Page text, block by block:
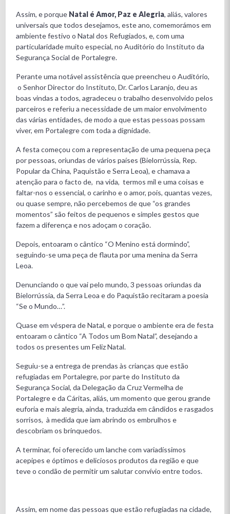
Assim, e porque Natal é Amor, Paz e Alegria, aliás, valores
universais que todos desejamos, este ano, comemorámos em
ambiente festivo o Natal dos Refugiados, e, com uma
particularidade muito especial, no Auditório do Instituto da
Segurança Social de Portalegre.
Perante uma notável assistência que preencheu o Auditório,
o Senhor Director do Instituto, Dr. Carlos Laranjo, deu as
boas vindas a todos, agradeceu o trabalho desenvolvido pelos
parceiros e referiu a necessidade de um maior envolvimento
das várias entidades, de modo a que estas pessoas possam
viver, em Portalegre com toda a dignidade.
A festa começou com a representação de uma pequena peça
por pessoas, oriundas de vários países (Bielorrússia, Rep.
Popular da China, Paquistão e Serra Leoa), e chamava a
atenção para o facto de, na vida, termos mil e uma coisas e
faltar-nos o essencial, o carinho e o amor, pois, quantas vezes,
ou quase sempre, não percebemos de que “os grandes
momentos” são feitos de pequenos e simples gestos que
fazem a diferença e nos adoçam o coração.
Depois, entoaram o cântico “O Menino está dormindo”,
seguindo-se uma peça de flauta por uma menina da Serra
Leoa.
Denunciando o que vai pelo mundo, 3 pessoas oriundas da
Bielorrússia, da Serra Leoa e do Paquistão recitaram a poesia
“Se o Mundo…”.
Quase em véspera de Natal, e porque o ambiente era de festa
entoaram o cântico “A Todos um Bom Natal”, desejando a
todos os presentes um Feliz Natal.
Seguiu-se a entrega de prendas às crianças que estão
refugiadas em Portalegre, por parte do Instituto da
Segurança Social, da Delegação da Cruz Vermelha de
Portalegre e da Cáritas, aliás, um momento que gerou grande
euforia e mais alegria, ainda, traduzida em cândidos e rasgados
sorrisos, à medida que iam abrindo os embrulhos e
descobriam os brinquedos.
A terminar, foi oferecido um lanche com variadíssimos
acepipes e óptimos e deliciosos produtos da região e que
teve o condão de permitir um salutar convívio entre todos.
Assim, em nome das pessoas que estão refugiadas na cidade,